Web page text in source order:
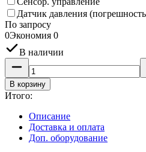
Датчик давления
По запросу
0Экономия 0
В наличии
В корзину
Итого:
Описание
Доставка и оплата
Доп. оборудование